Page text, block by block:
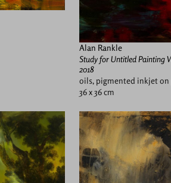
Alan Rankle
Study for Untitled Painting
2018
oils, pigmented inkjet on
36 x 36 cm